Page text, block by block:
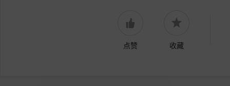
点赞 收藏